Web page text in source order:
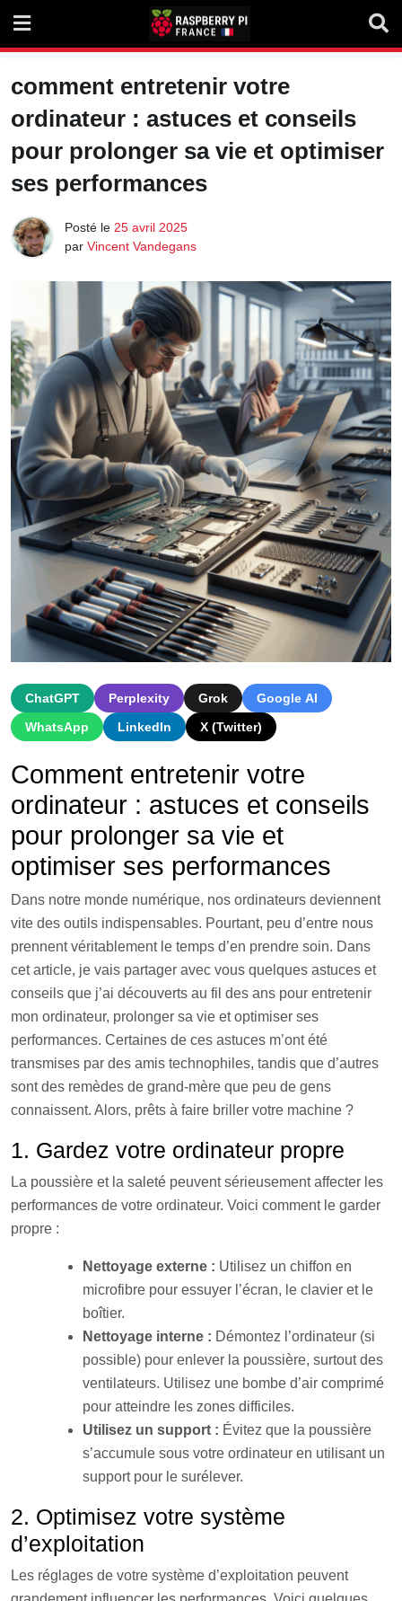
content
comment entretenir votre
ordinateur : astuces et conseils
pour prolonger sa vie et optimiser
ses performances
Posté le 25 avril 2025
par Vincent Vandegans
ChatGPT Perplexity Grok
Google AI
WhatsApp
LinkedIn X (Twitter)
Comment entretenir votre
ordinateur : astuces et conseils
pour prolonger sa vie et
optimiser ses performances
Dans notre monde numérique, nos ordinateurs deviennent
vite des outils indispensables. Pourtant, peu d’entre nous
prennent véritablement le temps d’en prendre soin. Dans
cet article, je vais partager avec vous quelques astuces et
conseils que j’ai découverts au fil des ans pour entretenir
mon ordinateur, prolonger sa vie et optimiser ses
performances. Certaines de ces astuces m’ont été
transmises par des amis technophiles, tandis que d’autres
sont des remèdes de grand-mère que peu de gens
connaissent. Alors, prêts à faire briller votre machine ?
1. Gardez votre ordinateur propre
La poussière et la saleté peuvent sérieusement affecter les
performances de votre ordinateur. Voici comment le garder
propre :
Nettoyage externe : Utilisez un chiffon en
microfibre pour essuyer l’écran, le clavier et le
boîtier.
Nettoyage interne : Démontez l’ordinateur (si
possible) pour enlever la poussière, surtout des
ventilateurs. Utilisez une bombe d’air comprimé
pour atteindre les zones difficiles.
Utilisez un support : Évitez que la poussière
s’accumule sous votre ordinateur en utilisant un
support pour le surélever.
2. Optimisez votre système
d’exploitation
Les réglages de votre système d’exploitation peuvent